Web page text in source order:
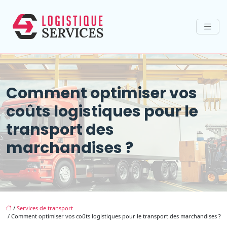
Comment optimiser vos
coûts logistiques pour le
transport des
marchandises ?
/ Services de transport
/ Comment optimiser vos coûts logistiques pour le transport des marchandises ?